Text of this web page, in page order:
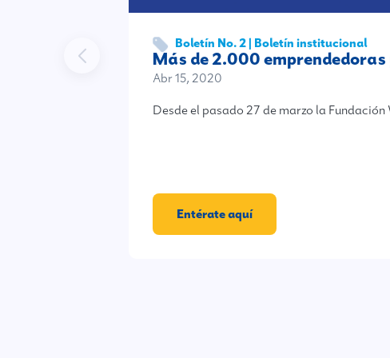
Boletín No. 2 | Boletín institucional
Más de 2.000
Abr 15, 2020
Desde el pasado 27 de marzo la
Entérate aquí